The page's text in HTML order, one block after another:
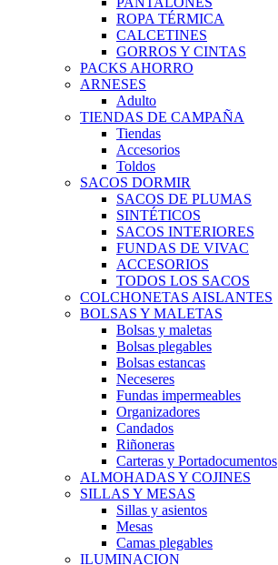
ROPA TÉRMICA
CALCETINES
GORROS Y CINTAS
PACKS AHORRO
ARNESES
Adulto
TIENDAS DE CAMPAÑA
Tiendas
Accesorios
Toldos
SACOS DORMIR
SACOS DE PLUMAS
SINTÉTICOS
SACOS INTERIORES
FUNDAS DE VIVAC
ACCESORIOS
TODOS LOS SACOS
COLCHONETAS AISLANTES
BOLSAS Y MALETAS
Bolsas y maletas
Bolsas plegables
Bolsas estancas
Neceseres
Fundas impermeables
Organizadores
Candados
Riñoneras
Carteras y Portadocumentos
ALMOHADAS Y COJINES
SILLAS Y MESAS
Sillas y asientos
Mesas
Camas plegables
ILUMINACION